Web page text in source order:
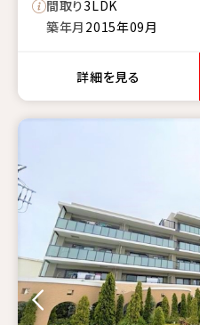
間取り3LDK
築年月 2015年09月
詳細を見る